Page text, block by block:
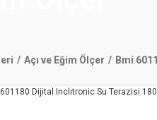
Açı ve Eğim Ölçer Bmi